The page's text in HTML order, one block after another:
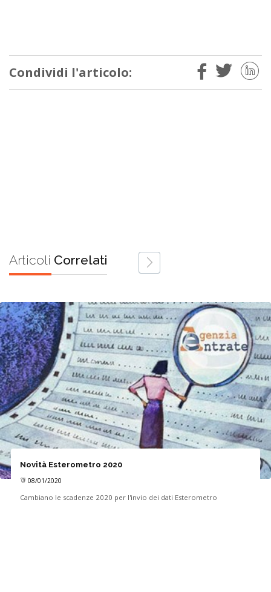
Condividi l'articolo:
Articoli Correlati
Novità Esterometro 2020
08/01/2020
Cambiano le scadenze 2020 per l'invio dei dati Esterometro